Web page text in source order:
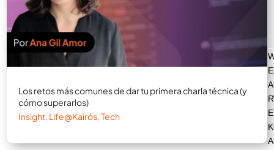
Los retos más comunes de dar tu primera charla técnica (y
cómo superarlos)
Insight, Life@Kairós,Tech
E
A
R
E
K
A